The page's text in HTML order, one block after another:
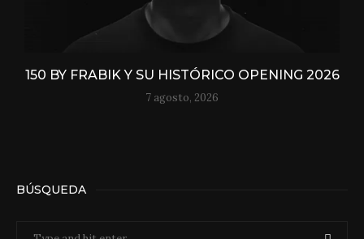
150 BY FRABIK Y SU HISTÓRICO OPENING 2026
7 agosto, 2026
BÚSQUEDA